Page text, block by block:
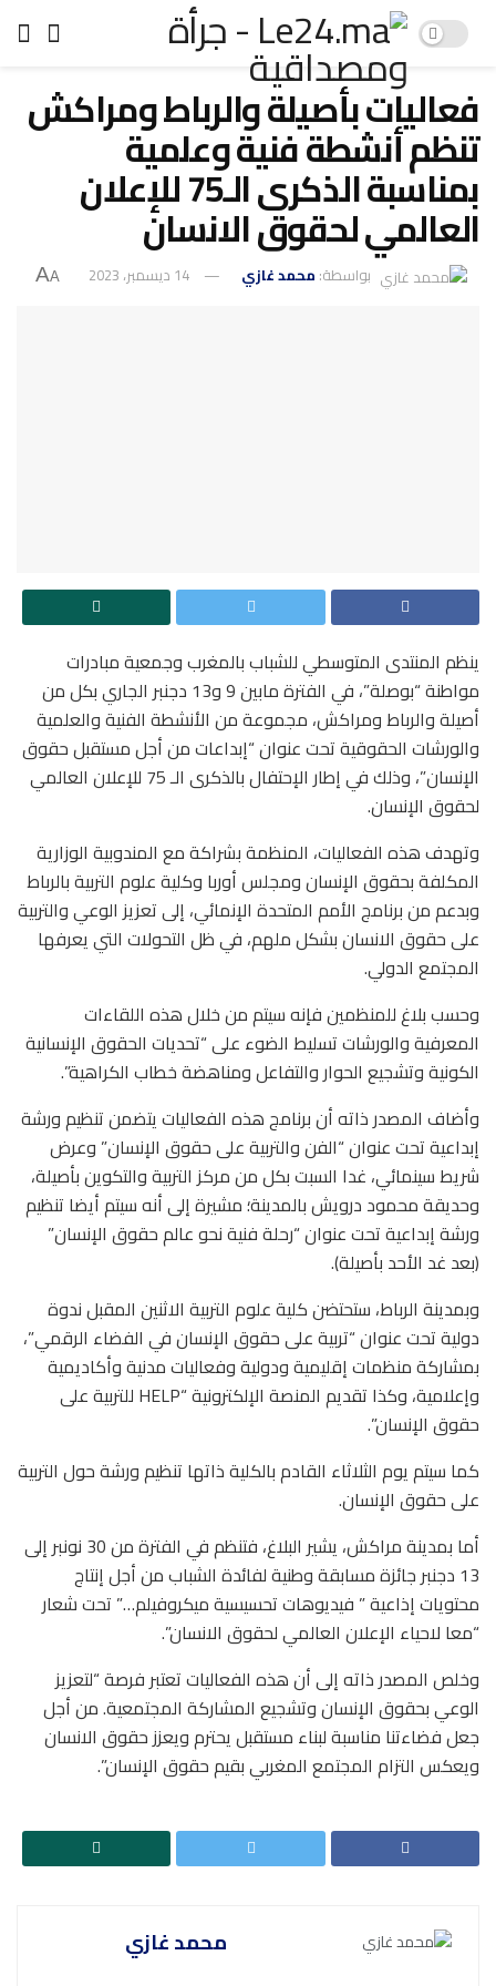
فعاليات بأصيلة والرباط ومراكش
تنظم أنشطة فنية وعلمية
بمناسبة الذكرى الـ75 للإعلان
العالمي لحقوق الانسان
بواسطة: محمد غازي 14 ديسمبر، 2023 A
A
ينظم المنتدى المتوسطي للشباب بالمغرب وجمعية مبادرات
مواطنة “بوصلة”، في الفترة مابين 9 و13 دجنبر الجاري بكل من
أصيلة والرباط ومراكش، مجموعة من الأنشطة الفنية والعلمية
والورشات الحقوقية تحت عنوان “إبداعات من أجل مستقبل حقوق
الإنسان”، وذلك في إطار الإحتفال بالذكرى الـ 75 للإعلان العالمي
لحقوق الإنسان.
وتهدف هذه الفعاليات، المنظمة بشراكة مع المندوبية الوزارية
المكلفة بحقوق الإنسان ومجلس أوربا وكلية علوم التربية بالرباط
وبدعم من برنامج الأمم المتحدة الإنمائي، إلى تعزيز الوعي والتربية
على حقوق الانسان بشكل ملهم، في ظل التحولات التي يعرفها
المجتمع الدولي.
وحسب بلاغ للمنظمين فإنه سيتم من خلال هذه اللقاءات
المعرفية والورشات تسليط الضوء على “تحديات الحقوق الإنسانية
الكونية وتشجيع الحوار والتفاعل ومناهضة خطاب الكراهية”.
وأضاف المصدر ذاته أن برنامج هذه الفعاليات يتضمن تنظيم ورشة
إبداعية تحت عنوان “الفن والتربية على حقوق الإنسان” وعرض
شريط سينمائي، غدا السبت بكل من مركز التربية والتكوين بأصيلة،
وحديقة محمود درويش بالمدينة؛ مشيرة إلى أنه سيتم أيضا تنظيم
ورشة إبداعية تحت عنوان “رحلة فنية نحو عالم حقوق الإنسان”
(بعد غد الأحد بأصيلة).
وبمدينة الرباط، ستحتضن كلية علوم التربية الاثنين المقبل ندوة
دولية تحت عنوان “تربية على حقوق الإنسان في الفضاء الرقمي”،
بمشاركة منظمات إقليمية ودولية وفعاليات مدنية وأكاديمية
وإعلامية، وكذا تقديم المنصة الإلكترونية “HELP للتربية على
حقوق الإنسان”.
كما سيتم يوم الثلاثاء القادم بالكلية ذاتها تنظيم ورشة حول التربية
على حقوق الإنسان.
أما بمدينة مراكش، يشير البلاغ، فتنظم في الفترة من 30 نونبر إلى
13 دجنبر جائزة مسابقة وطنية لفائدة الشباب من أجل إنتاج
محتويات إذاعية ” فيديوهات تحسيسية ميكروفيلم…” تحت شعار
“معا لاحياء الإعلان العالمي لحقوق الانسان”.
وخلص المصدر ذاته إلى أن هذه الفعاليات تعتبر فرصة “لتعزيز
الوعي بحقوق الإنسان وتشجيع المشاركة المجتمعية. من أجل
جعل فضاءتنا مناسبة لبناء مستقبل يحترم ويعزز حقوق الانسان
ويعكس التزام المجتمع المغربي بقيم حقوق الإنسان”.
محمد غازي